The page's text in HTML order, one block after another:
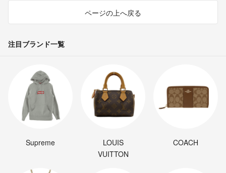
ページの上へ戻る
注目ブランド一覧
Supreme
LOUIS
VUITTON
COACH